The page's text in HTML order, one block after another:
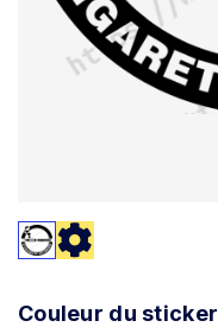
Couleur du sticker